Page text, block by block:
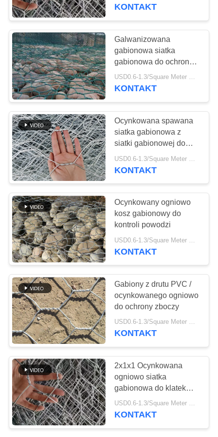
PO
FABRYCE
KONTROLA
JAKOŚCI
SKONTAKTUJ
SIĘ
NAMI
AKTUALNOŚCI
POPROSIĆ
O
WYCENĘ
SITEMAP
PRIVACY
POLICY
Metalowe
opakowanie losowe
Siatka gabionowa
103
Stalowa krata
chodnikowa
Filtr siatkowy z drutu
ze stali nierdzewnej
76
KONTAKT
Galwanizowana
gabionowa siatka
gabionowa do ochrony
wybrzeży 3*1*1m
USD0.6-1.3/Square Meter MOQ:50 zestawów
KONTAKT
Ocynkowana spawana
siatka gabionowa z
siatki gabionowej do
sprężarki
klimatyzacyjnej
KONTAKT
Ocynkowany ogniowo
kosz gabionowy do
kontroli powodzi
USD0.6-1.3/Square Meter MOQ:100m²
KONTAKT
Gabiony z drutu PVC /
ocynkowanego ogniowo
do ochrony zboczy
USD0.6-1.3/Square Meter MOQ:50m²
KONTAKT
2x1x1 Ocynkowana
ogniowo siatka
gabionowa do klatek
kamiennych do ochrony
mostów 2,7 mm
USD0.6-1.3/Square Meter MOQ:50m2
KONTAKT